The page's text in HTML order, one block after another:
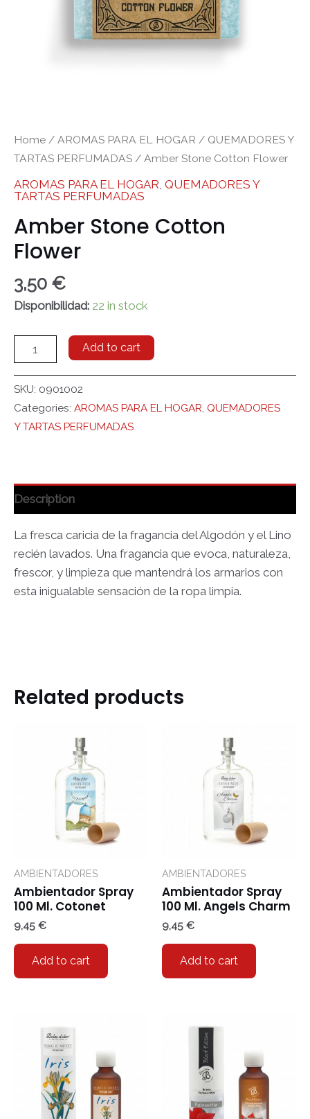
Home / AROMAS PARA EL HOGAR / QUEMADORES Y
TARTAS PERFUMADAS / Amber Stone Cotton Flower
AROMAS PARA EL HOGAR QUEMADORES Y
TARTAS PERFUMADAS
Amber Stone Cotton
Flower
3,50 €
Disponibilidad: 22 in stock
Add to cart
SKU: 0901002
Categories: AROMAS PARA EL HOGAR, QUEMADORES
Y TARTAS PERFUMADAS
Description
La fresca caricia de la fragancia del Algodón y el Lino
recién lavados. Una fragancia que evoca, naturaleza,
frescor, y limpieza que mantendrá los armarios con
esta inigualable sensación de la ropa limpia.
Related products
AMBIENTADORES
Ambientador Spray
100 Ml. Cotonet
9,45 €
Add to cart
AMBIENTADORES
Ambientador Spray
100 Ml. Angels Charm
9,45 €
Add to cart